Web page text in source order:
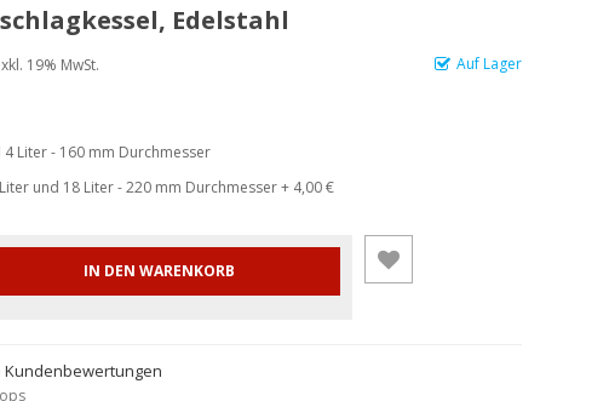
Edelstahl
Auf Lager
19% MwSt.
Liter - 160 mm Durchmesser
und 18 Liter - 220 mm Durchmesser+ 4,00 €
IN DEN WARENKORB
Kundenbewertungen